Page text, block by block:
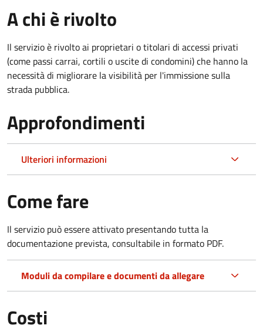
A chi è rivolto
Il servizio è rivolto ai proprietari o titolari di accessi privati
(come passi carrai, cortili o uscite di condomini) che hanno la
necessità di migliorare la visibilità per l'immissione sulla
strada pubblica.
Approfondimenti
Ulteriori informazioni
Come fare
Il servizio può essere attivato presentando tutta la
documentazione prevista, consultabile in formato PDF.
Moduli da compilare e documenti da allegare
Costi